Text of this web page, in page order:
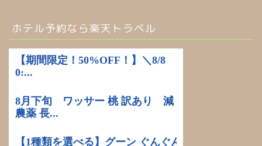
ホテル予約なら楽天トラベル